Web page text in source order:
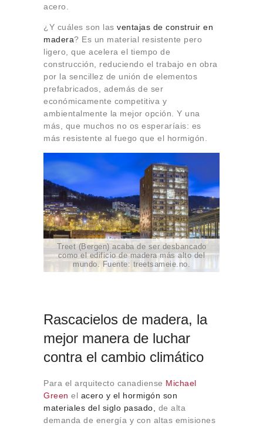
acero.
¿Y cuáles son las ventajas de construir en
madera? Es un material resistente pero
ligero, que acelera el tiempo de
construcción, reduciendo el trabajo en obra
por la sencillez de unión de elementos
prefabricados, además de ser
económicamente competitiva y
ambientalmente la mejor opción. Y una
más, que muchos no os esperaríais: es
más resistente al fuego que el hormigón.
Treet (Bergen) acaba de ser desbancado
como el edificio de madera más alto del
mundo. Fuente: treetsameie.no.
Rascacielos de madera, la
mejor manera de luchar
contra el cambio climático
Para el arquitecto canadiense Michael
Green el acero y el hormigón son
materiales del siglo pasado, de alta
demanda de energía y con altas emisiones